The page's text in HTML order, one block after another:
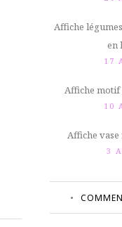
Affiche
en
17
Affiche
10
Affiche
3